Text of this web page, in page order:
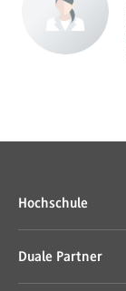
Hochschule
Duale Partner